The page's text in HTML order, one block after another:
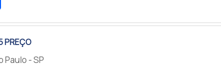
para rack e porca gaiola com parafuso, a companhia
PREÇO
Paulo - SP